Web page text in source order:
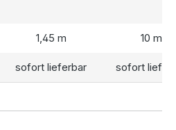
1,45 m 10 m
sofort lieferbar sofort